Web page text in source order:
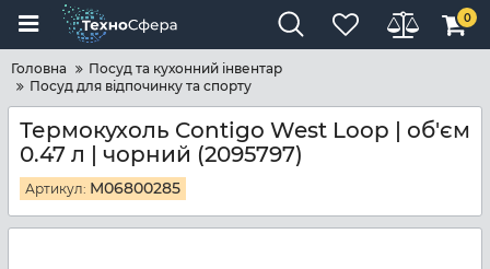
0
Головна
Посуд та кухонний інвентар
Посуд для відпочинку та спорту
Термокухоль Contigo West Loop | об'єм
0.47 л | чорний (2095797)
Артикул: M06800285